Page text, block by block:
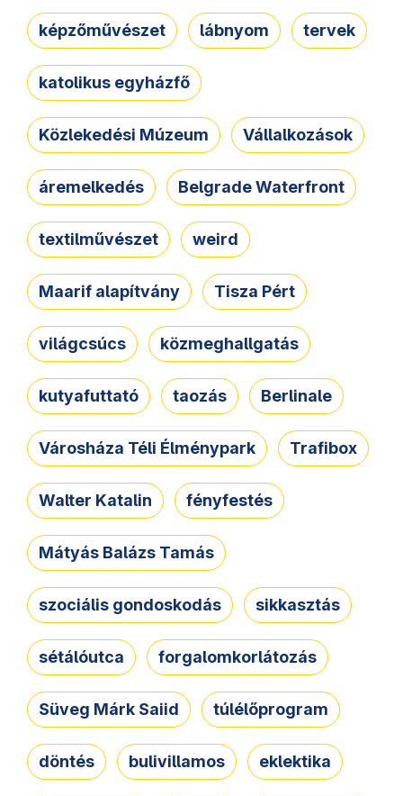
képzőművészet lábnyom tervek
katolikus egyházfő
Közlekedési Múzeum Vállalkozások
áremelkedés Belgrade Waterfront
textilművészet weird
Maarif alapítvány Tisza Pért
világcsúcs közmeghallgatás
kutyafuttató taozás Berlinale
Városháza Téli Élménypark Trafibox
Walter Katalin fényfestés
Mátyás Balázs Tamás
szociális gondoskodás sikkasztás
sétálóutca forgalomkorlátozás
Süveg Márk Saiid túlélőprogram
döntés bulivillamos eklektika